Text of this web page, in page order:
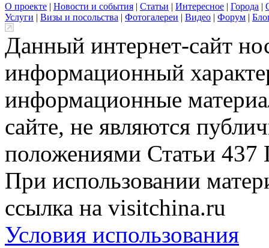
О проекте | Новости и события | Статьи | Интересное | Города |
Услуги | Визы и посольства | Фотогалереи | Видео | Форум |
Данный интернет-сайт
информационный
информационные
сайте, не являются
положениями Статьи 437
При использовании
ссылка на visitchina.ru
Условия использования